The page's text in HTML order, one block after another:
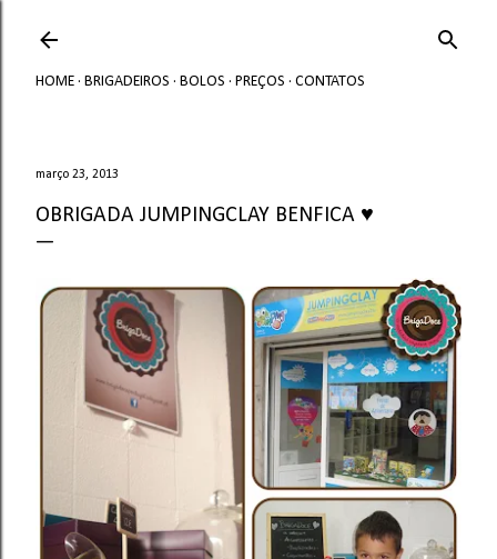
HOME BRIGADEIROS BOLOS PREÇOS CONTATOS
março 23, 2013
OBRIGADA JUMPINGCLAY BENFICA ♥